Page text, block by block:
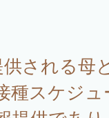
される母
種スケジュ